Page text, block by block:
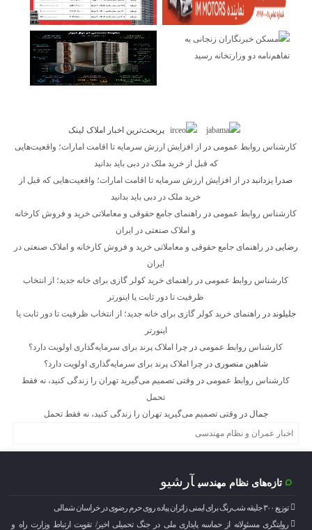
پربحث‌ترین اخبار املاک لینک
کارشناس روابط عمومی در
از افزایش ارزش سرمایه تا اقامت امارات؛ واقعیت‌هایی
که قبل از خرید ملک در دبی باید بدانید
صدرا یزدانبد در
از افزایش ارزش سرمایه تا اقامت امارات؛ واقعیت‌هایی که قبل از
خرید ملک در دبی باید بدانید
کارشناس روابط عمومی در راهنمای جامع حقوقی و معاملاتی خرید و فروش کارخانه
و املاک صنعتی در ایران
رضایی در راهنمای جامع حقوقی و معاملاتی خرید و فروش کارخانه و املاک صنعتی در
ایران
کارشناس روابط عمومی در راهنمای خرید کولر گازی برای خانه جدید؛ از انتخاب
ظرفیت تا دور ثابت یا اینورتر
جلیلوند در راهنمای خرید کولر گازی برای خانه جدید؛ از انتخاب ظرفیت تا دور ثابت یا
اینورتر
کارشناس روابط عمومی در چرا املاک پرند برای سرمایه‌گذاری اولویت دارد؟
شاهین منصوری درچرا املاک پرند برای سرمایه‌گذاری اولویت دارد؟
کارشناس روابط عمومی در وقتی تصمیم می‌گیرید تهران را زندگی کنید، نه فقط
تحمل
جمال در وقتی تصمیم می‌گیرید تهران را زندگی کنید، نه فقط تحمل
اخبار عمران و نظام مهندسی
تازه‌های نظام مهندسی آرشیو
توزیع ۳۰۰ جلیقه شب‌رنگ برای ایمنی زائران پیاده روی حرم رضوی در خراسان شمالی
روایتگری مسئولانه از حماسه‌ پایداری ملی در جنگ تحمیلی اخیر/ تقویت ارتباط وزارت راه و